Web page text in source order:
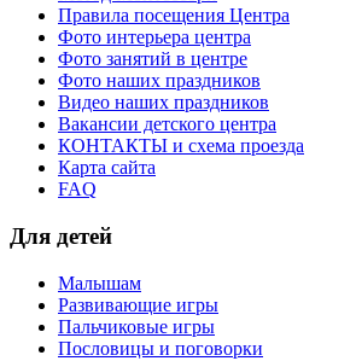
Правила посещения Центра
Фото интерьера центра
Фото занятий в центре
Фото наших праздников
Видео наших праздников
Вакансии детского центра
КОНТАКТЫ и схема проезда
Карта сайта
FAQ
Для детей
Малышам
Развивающие игры
Пальчиковые игры
Пословицы и поговорки